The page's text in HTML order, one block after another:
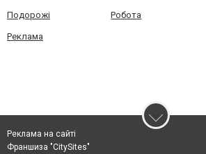
Подорожі Робота
Реклама
Реклама на сайті
Франшиза "CitySites"